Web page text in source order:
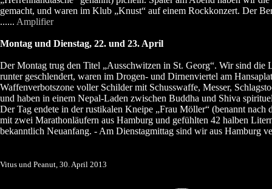
gemacht, und waren im Klub „Knust“ auf einem Rockkonzert. Der
...... Amplifier
Montag und Dienstag, 22. und 23. April
Der Montag trug den Titel „Ausschwitzen in St. Georg“. Wir sind die
runter geschlendert, waren im Drogen- und Dirnenviertel am
Waffenverbotszone voller Schilder mit Schusswaffe, Messer,
und haben in einem Nepal-Laden zwischen Buddha und Shiva
Der Tag endete in der rustikalen Kneipe „Frau Möller“ (benannt nach
mit zwei Marathonläufern aus Hamburg und gefühlten 42 halben
bekanntlich Neuanfang. - Am Dienstagmittag sind wir aus Hamburg
Vitus und Peanut, 30. April 2013